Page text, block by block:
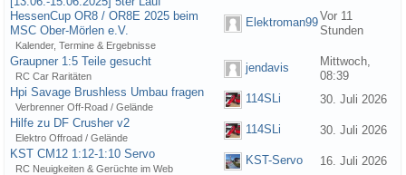
HessenCup OR8 / OR8E 2025 beim
MSC Ober-Mörlen e.V.
Kalender, Termine & Ergebnisse
Elektroman99Vor 11
Stunden
Graupner 1:5 Teile gesucht
RC Car Raritäten
jendavis
Mittwoch,
08:39
Hpi Savage Brushless Umbau fragen
Verbrenner Off-Road / Gelände
114SLi
30. Juli 2026
Hilfe zu DF Crusher v2
Elektro Offroad / Gelände
114SLi
30. Juli 2026
KST CM12 1:12-1:10 Servo
RC Neuigkeiten & Gerüchte im Web
KST-Servo
16. Juli 2026